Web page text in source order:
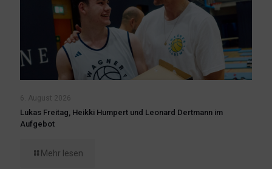
6. August 2026
Lukas Freitag, Heikki Humpert und Leonard Dertmann im
Aufgebot
Mehr lesen